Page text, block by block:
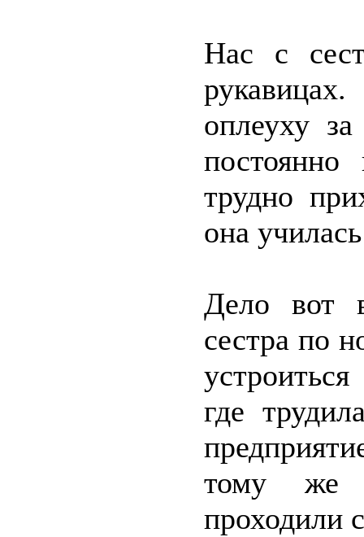
Нас с
оплеуху
постоянно
трудно
она
Дело вот
сестра по
где
тому же
проходили